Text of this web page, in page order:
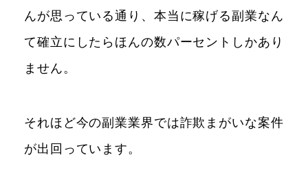
んが思っている通り、本当に稼げる副業なん
て確立にしたらほんの数パーセントしかあり
ません。
それほど今の副業業界では詐欺まがいな案件
が出回っています。